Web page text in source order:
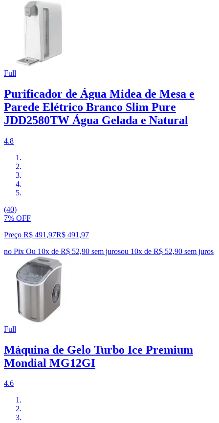
Full
Purificador de Água Midea de Mesa e
Parede Elétrico Branco Slim Pure
JDD2580TW Água Gelada e Natural
4.8
(40)
7% OFF
Preço R$ 491,97R$ 491 ,97
no Pix Ou 10x de R$ 52,90 sem jurosou 10x de R$ 52,90 sem juros
Full
Máquina de Gelo Turbo Ice Premium
Mondial MG12GI
4.6